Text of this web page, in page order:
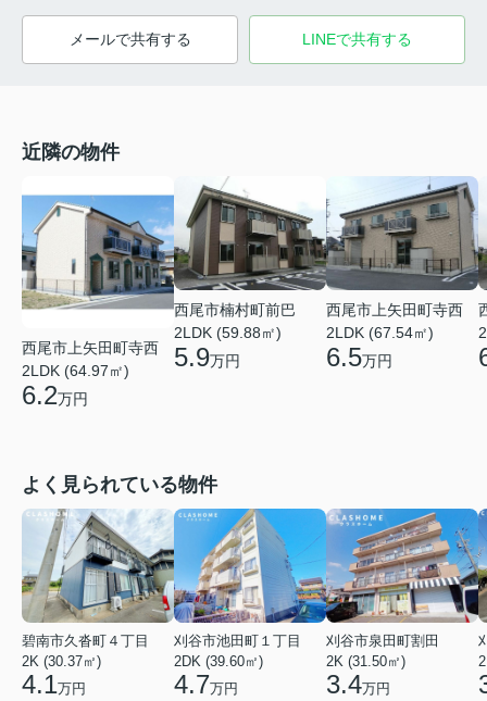
メールで共有する LINEで共有する
近隣の物件
西尾市上矢田町寺西
2LDK (64.97㎡)
6.2万円
西尾市楠村町前巴
2LDK (59.88㎡)
5.9万円
西尾市上矢田町寺西
2LDK (67.54㎡)
6.5万円
よく見られている物件
碧南市久沓町４丁目
2K (30.37㎡)
4.1万円
刈谷市池田町１丁目
2DK (39.60㎡)
4.7万円
刈谷市泉田町割田
2K (31.50㎡)
3.4万円